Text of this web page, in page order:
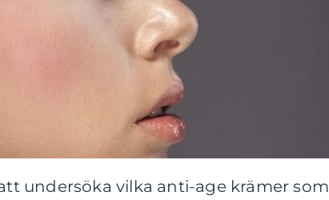
undersöka vilka anti-age krämer som